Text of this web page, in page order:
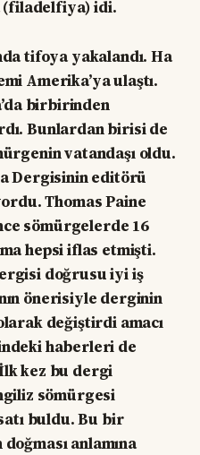
(filadelfiya) idi.
tifoya yakalandı. Ha
Amerika’ya ulaştı.
birbirinden
Bunlardan birisi de
vatandaşı oldu.
Dergisinin editörü
Thomas Paine
sömürgelerde 16
hepsi iflas etmişti.
doğrusu iyi iş
önerisiyle derginin
değiştirdi amacı
haberleri de
kez bu dergi
sömürgesi
buldu. Bu bir
anlamına